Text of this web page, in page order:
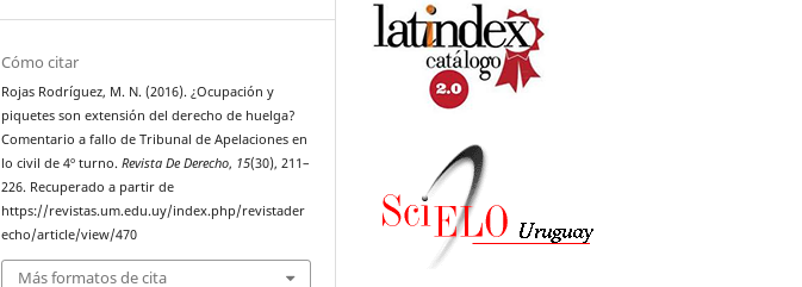
Cómo citar
Rojas Rodríguez, M. N. (2016). ¿Ocupación y
piquetes son extensión del derecho de huelga?
Comentario a fallo de Tribunal de Apelaciones en
lo civil de 4º turno.Revista De Derecho, 15(30), 211–
226. Recuperado a partir de
https://revistas.um.edu.uy/index.php/revistader
echo/article/view/470
Más formatos de cita